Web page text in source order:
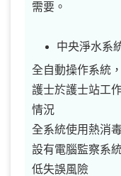
需要。
中央淨水系
全自動操作系統
護士於護士站工
情況
全系統使用熱消
設有電腦監察系
低失誤風險